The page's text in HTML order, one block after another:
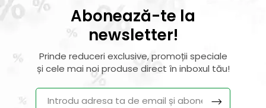
Abonează-te la
newsletter!
Prinde reduceri exclusive, promoții speciale
și cele mai noi produse direct în inboxul tău!